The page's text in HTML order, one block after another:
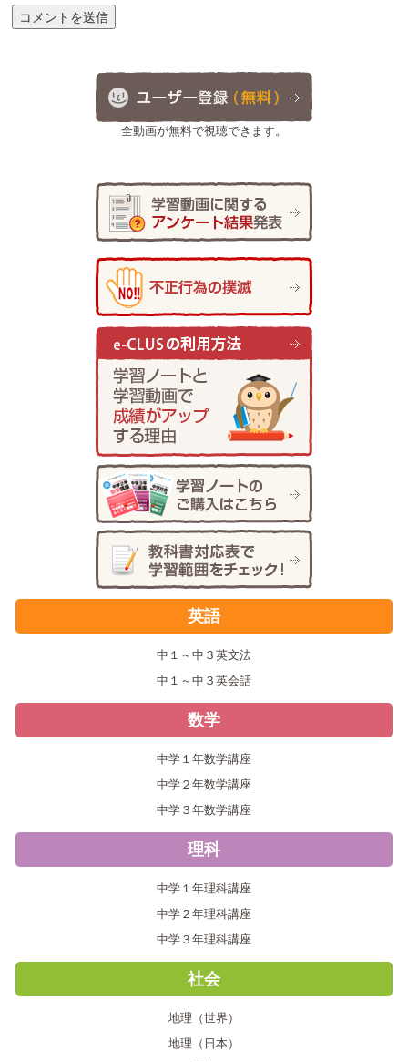
全動画が無料で視聴できます。
英語
中１～中３英文法
中１～中３英会話
数学
中学１年数学講座
中学２年数学講座
中学３年数学講座
理科
中学１年理科講座
中学２年理科講座
中学３年理科講座
社会
地理（世界）
地理（日本）